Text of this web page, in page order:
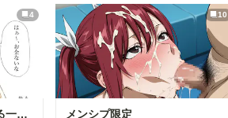
4
おぢから大金をまきあげる一軍ギャルズ【黒咲カレン】編
10
メンシプ限定